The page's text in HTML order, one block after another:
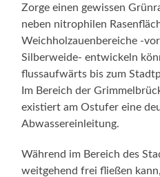
Zorge einen gewissen
neben nitrophilen
Weichholzauenbereiche -
Silberweide- entwickeln
flussaufwärts bis zum
Im Bereich der
existiert am Ostufer eine
Abwassereinleitung.
Während im Bereich des
weitgehend frei fließen